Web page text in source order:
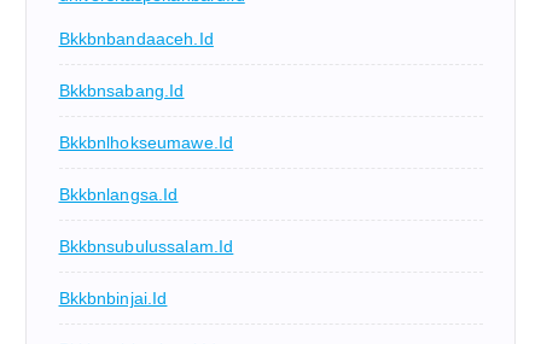
Bkkbnbandaaceh.id
Bkkbnsabang.id
Bkkbnlhokseumawe.id
Bkkbnlangsa.id
Bkkbnsubulussalam.id
Bkkbnbinjai.id